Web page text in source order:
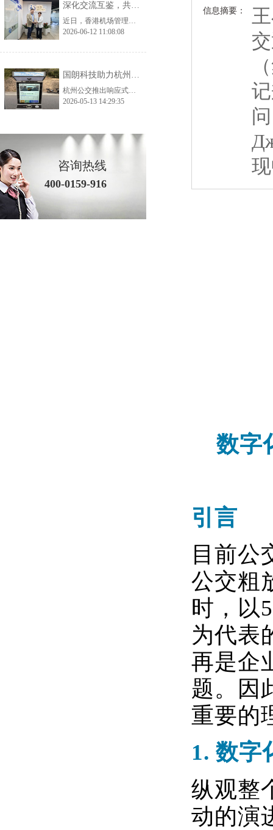
信息摘要：
数字
引言
目前公
公交粗
时，以
为代表
再是企
题。因
重要的
1. 数字
纵观整
动的演
深化交流互鉴，共促品质升级｜香港机场管理局莅临国朗科技参观考察
近日，香港机场管理局考察团一行莅临国朗科技开展实地参观考察与深度交流，公司核心管理层及相关业务、技术负责人全程陪同接待。考察团先后走进公司生产加工厂、总部办公及产品展示中心，全方位、多角度调研公司生产实力、品控体系与核心产品体系，为双方后续深化交流、探索合作契机奠定了坚实基础。 考察首站，香港机场管理局考察团深入国朗科技加工厂生产一线，实地走访生产车间、工艺加工区、品质检测区等核心区域。在参观过
2026-06-12 11:08:08
国朗科技助力杭州预约公交——打造城市智慧出行新范式
杭州公交推出响应式智慧出行方案，通过AI调度和分时运营解决运力不足与空驶问题，实现高效、便捷、全龄友好的城市出行。
2026-05-13 14:29:35
咨询热线
400-0159-916